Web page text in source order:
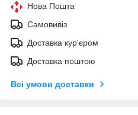
Нова Пошта
Самовивіз
Доставка кур'єром
Доставка поштою
Всі умови доставки